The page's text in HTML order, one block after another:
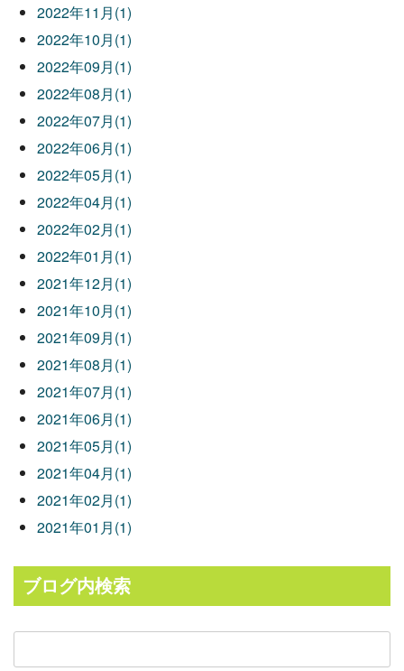
2022年11月(1)
2022年10月(1)
2022年09月(1)
2022年08月(1)
2022年07月(1)
2022年06月(1)
2022年05月(1)
2022年04月(1)
2022年02月(1)
2022年01月(1)
2021年12月(1)
2021年10月(1)
2021年09月(1)
2021年08月(1)
2021年07月(1)
2021年06月(1)
2021年05月(1)
2021年04月(1)
2021年02月(1)
2021年01月(1)
ブログ内検索